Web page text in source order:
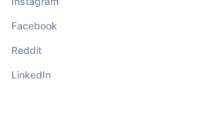
Facebook
Reddit
LinkedIn